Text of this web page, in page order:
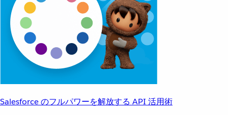
Salesforce のフルパワーを解放する API 活用術